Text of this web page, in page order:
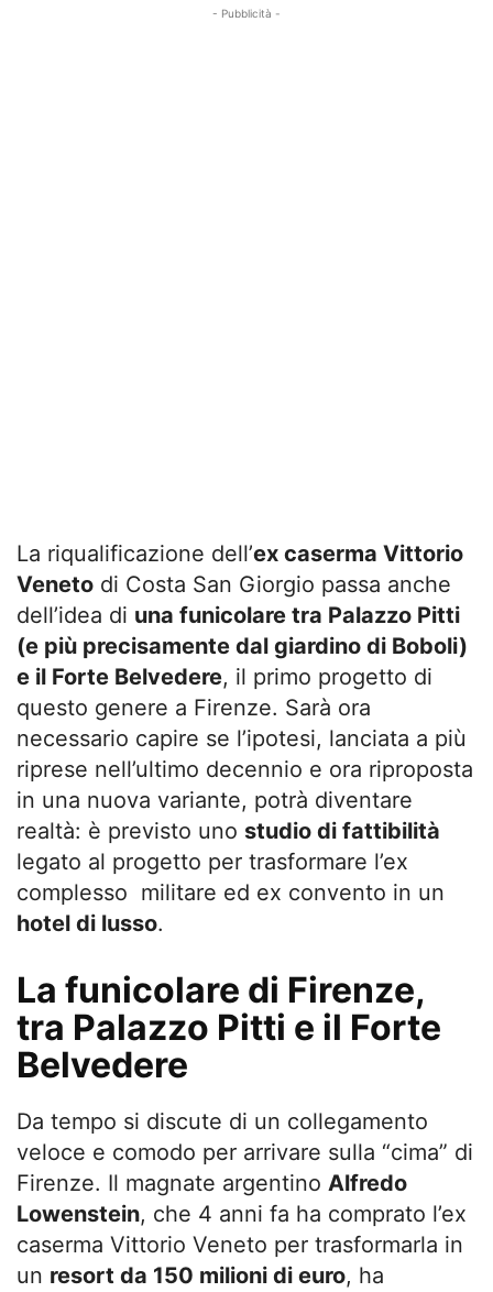
- Pubblicità -
La riqualificazione dell’ex caserma Vittorio
Veneto di Costa San Giorgio passa anche
dell’idea di una funicolare tra Palazzo Pitti
(e più precisamente dal giardino di Boboli)
e il Forte Belvedere, il primo progetto di
questo genere a Firenze. Sarà ora
necessario capire se l’ipotesi, lanciata a più
riprese nell’ultimo decennio e ora riproposta
in una nuova variante, potrà diventare
realtà: è previsto uno studio di fattibilità
legato al progetto per trasformare l’ex
complesso militare ed ex convento in un
hotel di lusso.
La funicolare di Firenze,
tra Palazzo Pitti e il Forte
Belvedere
Da tempo si discute di un collegamento
veloce e comodo per arrivare sulla “cima” di
Firenze. Il magnate argentino Alfredo
Lowenstein, che 4 anni fa ha comprato l’ex
caserma Vittorio Veneto per trasformarla in
un resort da 150 milioni di euro, ha